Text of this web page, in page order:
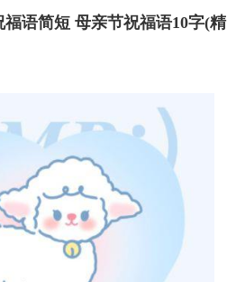
语简短 母亲节祝福语10字(精